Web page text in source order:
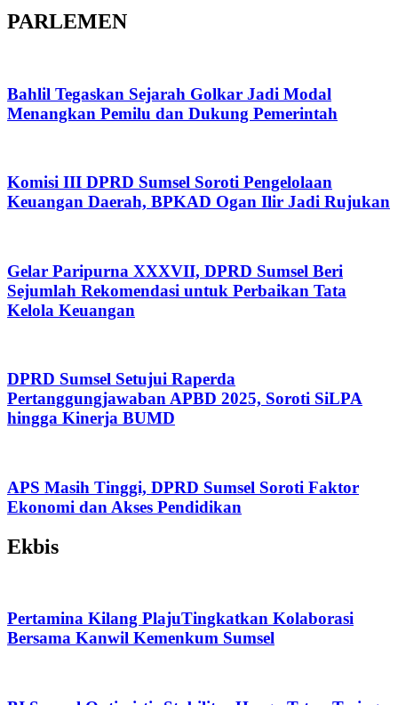
PARLEMEN
Bahlil Tegaskan Sejarah Golkar Jadi Modal
Menangkan Pemilu dan Dukung Pemerintah
Komisi III DPRD Sumsel Soroti Pengelolaan
Keuangan Daerah, BPKAD Ogan Ilir Jadi Rujukan
Gelar Paripurna XXXVII, DPRD Sumsel Beri
Sejumlah Rekomendasi untuk Perbaikan Tata
Kelola Keuangan
DPRD Sumsel Setujui Raperda
Pertanggungjawaban APBD 2025, Soroti SiLPA
hingga Kinerja BUMD
APS Masih Tinggi, DPRD Sumsel Soroti Faktor
Ekonomi dan Akses Pendidikan
Ekbis
Pertamina Kilang PlajuTingkatkan Kolaborasi
Bersama Kanwil Kemenkum Sumsel